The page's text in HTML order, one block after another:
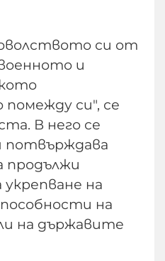
си от
и
си", се
В него се
потвърждава
продължи
на
на
на държавите